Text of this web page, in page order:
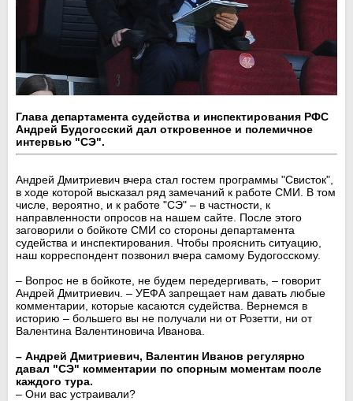
Глава департамента судейства и инспектирования РФС
Андрей Будогосский дал откровенное и полемичное
интервью "СЭ".
Андрей Дмитриевич вчера стал гостем программы "Свисток",
в ходе которой высказал ряд замечаний к работе СМИ. В том
числе, вероятно, и к работе "СЭ" – в частности, к
направленности опросов на нашем сайте. После этого
заговорили о бойкоте СМИ со стороны департамента
судейства и инспектирования. Чтобы прояснить ситуацию,
наш корреспондент позвонил вчера самому Будогосскому.
– Вопрос не в бойкоте, не будем передергивать, – говорит
Андрей Дмитриевич. – УЕФА запрещает нам давать любые
комментарии, которые касаются судейства. Вернемся в
историю – большего вы не получали ни от Розетти, ни от
Валентина Валентиновича Иванова.
– Андрей Дмитриевич, Валентин Иванов регулярно
давал "СЭ" комментарии по спорным моментам после
каждого тура.
– Они вас устраивали?